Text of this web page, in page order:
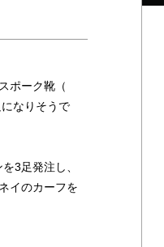
ポーク靴（
なりそうで
3足発注し、
イのカーフを